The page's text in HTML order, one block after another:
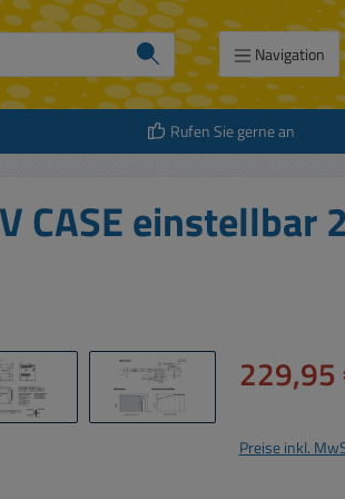
Navigation
Rufen Sie gerne an
CASE einstellbar
Verkaufspreis:
229,95
Preise inkl.